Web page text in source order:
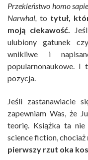
Przekleństwo homo
Narwhal,to tytuł,
moją ciekawość.
ulubiony gatunek
wnikliwe i
popularnonaukowe. I
pozycja.
Jeśli zastanawiacie
zapewniam Was, że
teorię. Książka ta nie
science fiction, chociaż
pierwszy rzut oka